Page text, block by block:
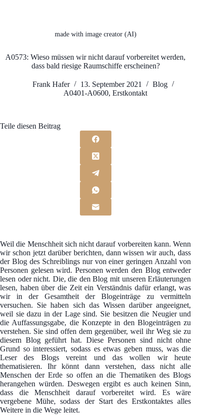
made with image creator (AI)
A0573: Wieso müssen wir nicht darauf vorbereitet werden,
dass bald riesige Raumschiffe erscheinen?
Frank Hafer 13. September 2021
Blog
A0401-A0600, Erstkontakt
Teile diesen Beitrag
Weil die Menschheit sich nicht darauf vorbereiten kann. Wenn
wir schon jetzt darüber berichten, dann wissen wir auch, dass
der Blog des Schreiblings nur von einer geringen Anzahl von
Personen gelesen wird. Personen werden den Blog entweder
lesen oder nicht. Die, die den Blog mit unseren Erläuterungen
lesen, haben über die Zeit ein Verständnis dafür erlangt, was
wir in der Gesamtheit der Blogeinträge zu vermitteln
versuchen. Sie haben sich das Wissen darüber angeeignet,
weil sie dazu in der Lage sind. Sie besitzen die Neugier und
die Auffassungsgabe, die Konzepte in den Blogeinträgen zu
verstehen. Sie sind offen dem gegenüber, weil ihr Weg sie zu
diesem Blog geführt hat. Diese Personen sind nicht ohne
Grund so interessiert, sodass es etwas geben muss, was die
Leser des Blogs vereint und das wollen wir heute
thematisieren. Ihr könnt dann verstehen, dass nicht alle
Menschen der Erde so offen an die Thematiken des Blogs
herangehen würden. Deswegen ergibt es auch keinen Sinn,
dass die Menschheit darauf vorbereitet wird. Es wäre
vergebene Mühe, sodass der Start des Erstkontaktes alles
Weitere in die Wege leitet.